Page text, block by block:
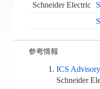
Schneider Electric
ICS
Schneider